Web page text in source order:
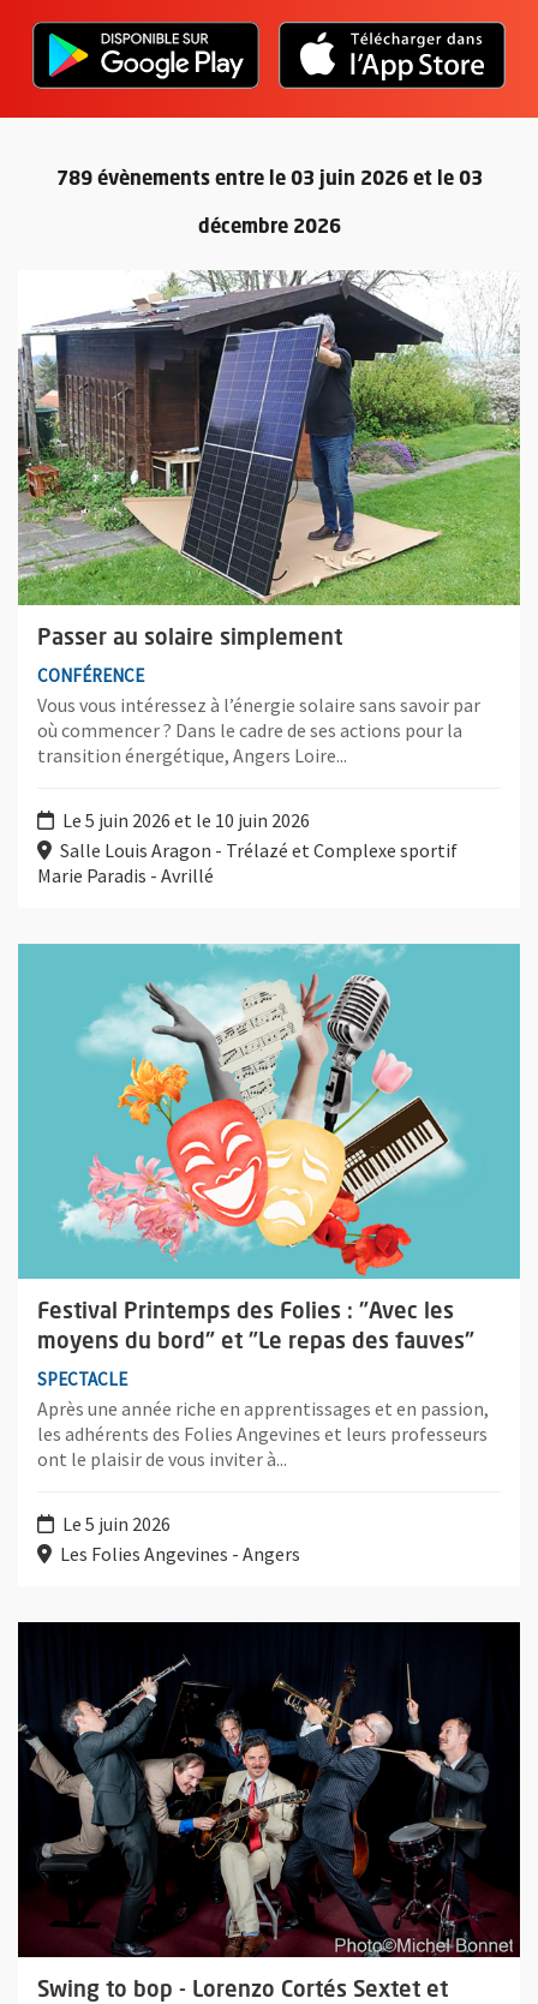
L'application "Vivre à Angers" -
, Ouvre une nouvelle fenêtre ,
789 évènements entre le 03 juin 2026 et le 03
décembre 2026
Retour au formulaire de
Passer au solaire simplement
CONFÉRENCE
Vous vous intéressez à l’énergie solaire sans savoir par
où commencer ? Dans le cadre de ses actions pour la
transition énergétique, Angers Loire...
Le 5 juin 2026 et le 10 juin 2026
Salle Louis Aragon - Trélazé et Complexe sportif
Marie Paradis - Avrillé
Plus d'information sur l'évènement : Passer au solaire
Festival Printemps des Folies : "Avec les
moyens du bord" et "Le repas des fauves"
SPECTACLE
Après une année riche en apprentissages et en passion,
les adhérents des Folies Angevines et leurs professeurs
ont le plaisir de vous inviter à...
Le 5 juin 2026
Les Folies Angevines - Angers
Plus d'information sur l'évènement : Festival Printemps des
Swing to bop - Lorenzo Cortés Sextet et